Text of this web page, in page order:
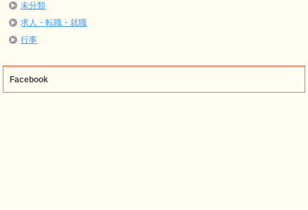
未分類
求人・転職・就職
行事
Facebook